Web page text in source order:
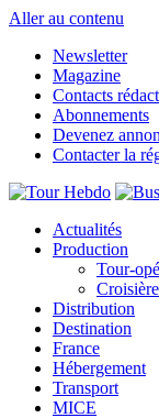
Aller au contenu
Newsletter
Magazine
Contacts
Abonnements
Devenez
Contacter la
Actualités
Production
Tour-
Croisière
Distribution
Destination
France
Hébergement
Transport
MICE